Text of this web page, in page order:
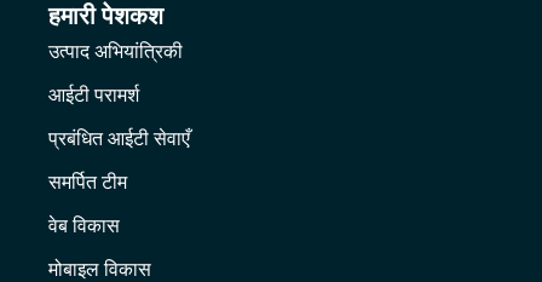
हमारी पेशकश
उत्पाद अभियांत्रिकी
आईटी परामर्श
प्रबंधित आईटी सेवाएँ
समर्पित टीम
वेब विकास
मोबाइल विकास